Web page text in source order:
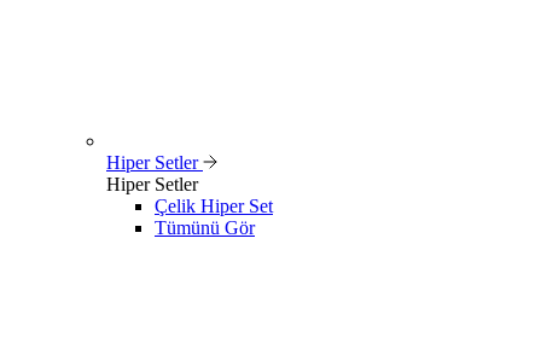
Hiper Setler
Hiper Setler
Çelik Hiper Set
Tümünü Gör